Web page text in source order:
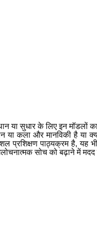
या सुधार के लिए इन मॉडलों
या कला और मानविकी है या
प्रशिक्षण पाठ्यक्रम है,यह
सोच को बढ़ाने में